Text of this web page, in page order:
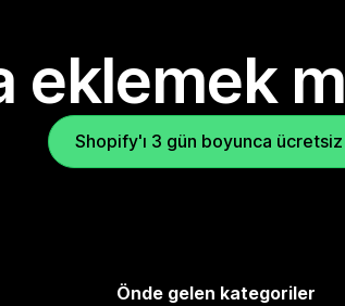
eklemek
Shopify'ı 3 gün boyunca
Önde gelen kategoriler